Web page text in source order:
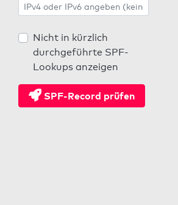
Nicht in kürzlich
durchgeführte SPF-
Lookups anzeigen
SPF-Record prüfen